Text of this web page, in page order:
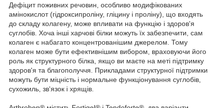
Дефіцит поживних речовин, особливо модифікованих
амінокислот (гідроксипроліну, гліцину і проліну), що входять
до складу колагену, може впливати на функцію і здоров'я
суглобів. Хоча інші харчові білки можуть їх забезпечити, сам
колаген є набагато концентрованішим джерелом. Тому
колаген може бути ефективнішим вибором, враховуючи його
роль як структурного білка, якщо ви маєте на меті підтримку
здоров'я та благополуччя. Прикладами структурної підтримки
можуть бути міцність і нормальне функціонування суглобів,
сухожиль, зв'язок і хрящів.